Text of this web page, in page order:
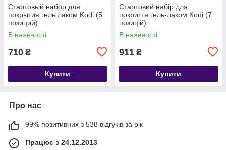
Стартовый набор для
покрытия гель лаком Kodi (5
позиций)
В наявності
710 ₴
Купити
Стартовий набір для
покриття гель-лаком Kodi (7
позицій)
В наявності
911 ₴
Купити
Про нас
99% позитивних з 538 відгуків за рік
Працює з 24.12.2013